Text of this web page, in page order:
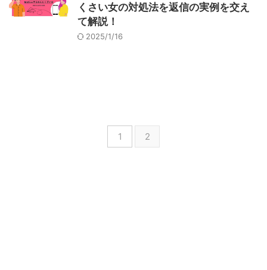
くさい女の対処法を返信の実例を交え
て解説！
2025/1/16
1 2